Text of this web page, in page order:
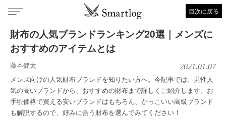
目次に戻る
財布の人気ブランドランキング20選｜メンズに
おすすめのアイテムとは
藤本健太 2021.01.07
メンズ向けの人気財布ブランドを知りたい方へ。今記事では、男性人
気の高いブランドから、おすすめの財布まで詳しくご紹介します。お
手頃価格で買える安いブランドはもちろん、かっこいい高級ブランド
も解説するので、好みに合う財布を選んでみてください！